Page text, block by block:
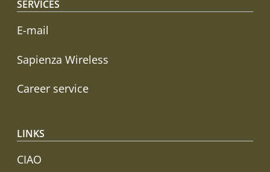
SERVICES
E-mail
Sapienza Wireless
Career service
LINKS
CIAO